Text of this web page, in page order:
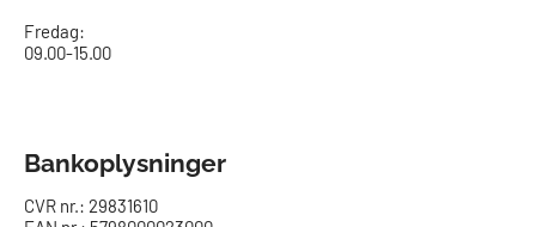
Fredag:
09.00-15.00
Bankoplysninger
CVR nr.: 29831610